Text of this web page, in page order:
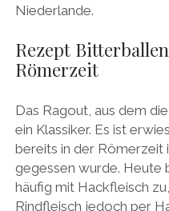
Niederlande.
Rezept
Römerzeit
Das Ragout, aus dem
ein Klassiker. Es ist
bereits in der Römerzeit
gegessen wurde. Heute
häufig mit Hackfleisch
Rindfleisch jedoch per